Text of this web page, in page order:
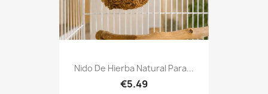
Nido De Hierba Natural Para...
€5.49